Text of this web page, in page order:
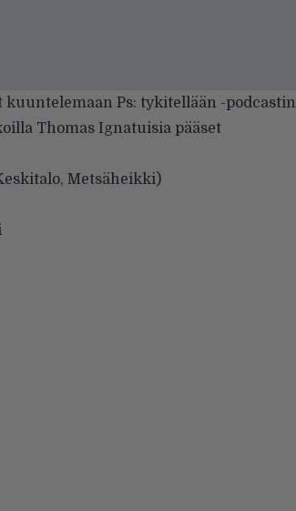
Ps: tykitellään -podcastin
Thomas Ignatuisia pääset
Metsäheikki)